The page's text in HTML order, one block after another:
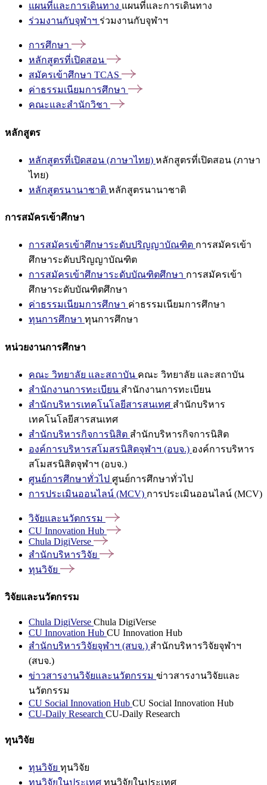
แผนที่และการเดินทาง แผนที่และการเดินทาง
ร่วมงานกับจุฬาฯ ร่วมงานกับจุฬาฯ
การศึกษา
หลักสูตรที่เปิดสอน
สมัครเข้าศึกษา TCAS
ค่าธรรมเนียมการศึกษา
คณะและสำนักวิชา
หลักสูตร
หลักสูตรที่เปิดสอน (ภาษาไทย) หลักสูตรที่เปิดสอน (ภาษา
ไทย)
หลักสูตรนานาชาติ หลักสูตรนานาชาติ
การสมัครเข้าศึกษา
การสมัครเข้าศึกษาระดับปริญญาบัณฑิต การสมัครเข้า
ศึกษาระดับปริญญาบัณฑิต
การสมัครเข้าศึกษาระดับบัณฑิตศึกษา การสมัครเข้า
ศึกษาระดับบัณฑิตศึกษา
ค่าธรรมเนียมการศึกษา ค่าธรรมเนียมการศึกษา
ทุนการศึกษา ทุนการศึกษา
หน่วยงานการศึกษา
คณะ วิทยาลัย และสถาบัน คณะ วิทยาลัย และสถาบัน
สำนักงานการทะเบียน สำนักงานการทะเบียน
สำนักบริหารเทคโนโลยีสารสนเทศ สำนักบริหาร
เทคโนโลยีสารสนเทศ
สำนักบริหารกิจการนิสิต สำนักบริหารกิจการนิสิต
องค์การบริหารสโมสรนิสิตจุฬาฯ (อบจ.) องค์การบริหาร
สโมสรนิสิตจุฬาฯ (อบจ.)
ศูนย์การศึกษาทั่วไป ศูนย์การศึกษาทั่วไป
การประเมินออนไลน์ (MCV) การประเมินออนไลน์ (MCV)
วิจัยและนวัตกรรม
CU Innovation Hub
Chula DigiVerse
สำนักบริหารวิจัย
ทุนวิจัย
วิจัยและนวัตกรรม
Chula DigiVerse Chula DigiVerse
CU Innovation Hub CU Innovation Hub
สำนักบริหารวิจัยจุฬาฯ (สบจ.) สำนักบริหารวิจัยจุฬาฯ
(สบจ.)
ข่าวสารงานวิจัยและนวัตกรรม ข่าวสารงานวิจัยและ
นวัตกรรม
CU Social Innovation Hub CU Social Innovation Hub
CU-Daily Research CU-Daily Research
ทุนวิจัย
ทุนวิจัย ทุนวิจัย
ทุนวิจัยในประเทศ ทุนวิจัยในประเทศ